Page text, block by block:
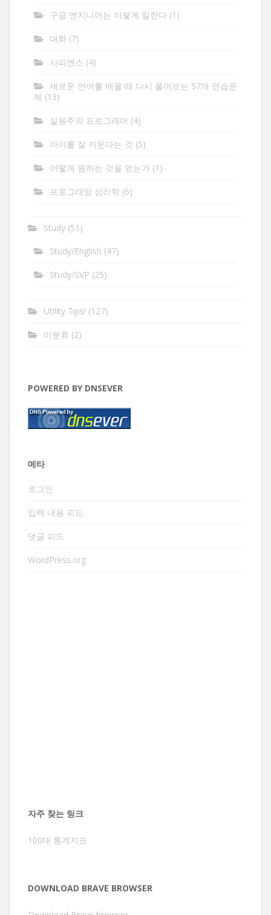
구글 엔지니어는 이렇게 일한다 (1)
대화 (7)
사피엔스 (4)
새로운 언어를 배울 때 다시 풀어보는 57개 연습문
제 (13)
실용주의 프로그래머 (4)
아이를 잘 키운다는 것 (5)
어떻게 원하는 것을 얻는가 (1)
프로그래밍 심리학 (6)
Study (51)
Study/English (47)
Study/SVP (25)
Utility Tips! (127)
미분류 (2)
POWERED BY DNSEVER
메타
로그인
입력 내용 피드
댓글 피드
WordPress.org
자주 찾는 링크
100대 통계지표
DOWNLOAD BRAVE BROWSER